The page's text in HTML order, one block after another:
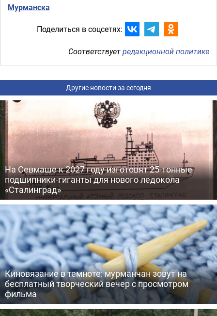
Мурманска
Поделиться в соцсетях:
Соответствуетредакционной политике
Другие новости за сегодня
На Севмаше к 2027 году изготовят 25-тонные
подшипники-гиганты для нового ледокола
«Сталинград»
Киновязание в темноте: мурманчан зовут на
бесплатный творческий вечер с просмотром
фильма